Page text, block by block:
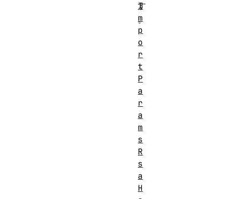
す
。
I
m
p
o
r
t
P
a
r
a
m
s
R
s
a
H